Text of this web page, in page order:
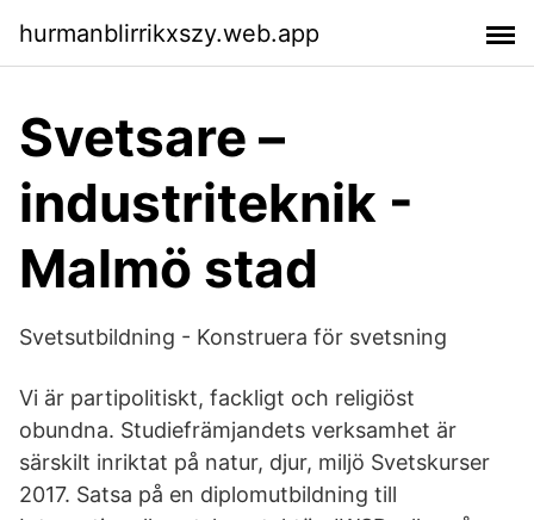
hurmanblirrikxszy.web.app
Svetsare –
industriteknik -
Malmö stad
Svetsutbildning - Konstruera för svetsning
Vi är partipolitiskt, fackligt och religiöst
obundna. Studiefrämjandets verksamhet är
särskilt inriktat på natur, djur, miljö Svetskurser
2017. Satsa på en diplomutbildning till